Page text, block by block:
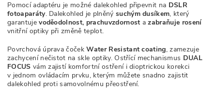
Pomocí adaptéru je možné dalekohled připevnit na DSLR
fotoaparáty. Dalekohled je plněný suchým dusíkem, který
garantujevoděodolnost, prachuvzdornost azabraňuje rosení
vnitřní optiky při změně teplot.
Povrchová úprava čočekWater Resistant coating, zamezuje
zachycení nečistot na skle optiky. Ostřící mechanismus DUAL
FOCUS vám zajistí komfortní ostření i dioptrickou korekci
v jednom ovládacím prvku, kterým můžete snadno zajistit
dalekohled proti samovolnému přeostření.